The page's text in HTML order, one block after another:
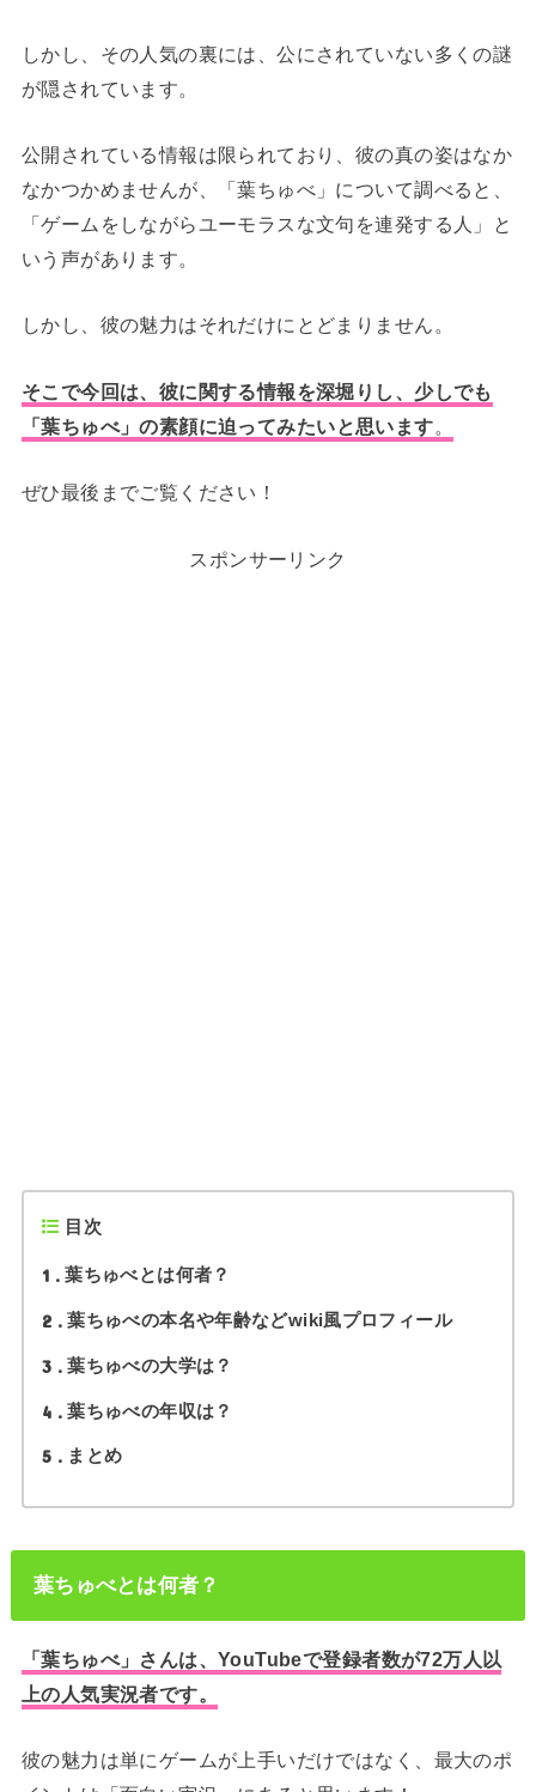
しかし、その人気の裏には、公にされていない多くの謎
が隠されています。
公開されている情報は限られており、彼の真の姿はなか
なかつかめませんが、「葉ちゅべ」について調べると、
「ゲームをしながらユーモラスな文句を連発する人」と
いう声があります。
しかし、彼の魅力はそれだけにとどまりません。
そこで今回は、彼に関する情報を深堀りし、少しでも
「葉ちゅべ」の素顔に迫ってみたいと思います。
ぜひ最後までご覧ください！
スポンサーリンク
目次
1 葉ちゅべとは何者？
2 葉ちゅべの本名や年齢などwiki風プロフィール
3 葉ちゅべの大学は？
4 葉ちゅべの年収は？
5 まとめ
葉ちゅべとは何者？
「葉ちゅべ」さんは、YouTubeで登録者数が72万人以
上の人気実況者です。
彼の魅力は単にゲームが上手いだけではなく、最大のポ